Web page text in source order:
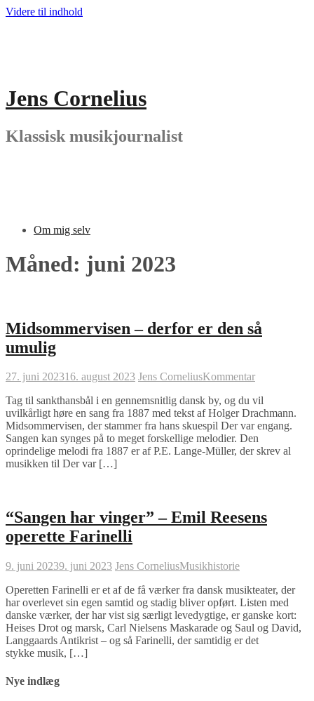
Videre til indhold
Jens Cornelius
Klassisk musikjournalist
Om mig selv
Måned: juni 2023
Midsommervisen – derfor er den så
umulig
27. juni 202316. august 2023 Jens CorneliusKommentar
Tag til sankthansbål i en gennemsnitlig dansk by, og du vil
uvilkårligt høre en sang fra 1887 med tekst af Holger Drachmann.
Midsommervisen, der stammer fra hans skuespil Der var engang.
Sangen kan synges på to meget forskellige melodier. Den
oprindelige melodi fra 1887 er af P.E. Lange-Müller, der skrev al
musikken til Der var […]
“Sangen har vinger” – Emil Reesens
operette Farinelli
9. juni 20239. juni 2023 Jens CorneliusMusikhistorie
Operetten Farinelli er et af de få værker fra dansk musikteater, der
har overlevet sin egen samtid og stadig bliver opført. Listen med
danske værker, der har vist sig særligt levedygtige, er ganske kort:
Heises Drot og marsk, Carl Nielsens Maskarade og Saul og David,
Langgaards Antikrist – og så Farinelli, der samtidig er det
stykke musik, […]
Nye indlæg